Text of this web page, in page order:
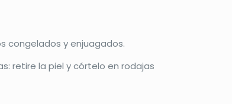
congelados y enjuagados.
retire la piel y córtelo en rodajas